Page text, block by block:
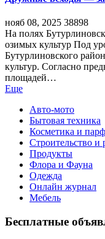
нояб 08, 2025 38898
На полях
озимых культур Под
Бутурлиновского
культур. Согласно
площадей…
Еще
Авто-мото
Бытовая техника
Косметика и
Строительство и
Продукты
Флора и Фауна
Одежда
Онлайн журнал
Мебель
Бесплатные